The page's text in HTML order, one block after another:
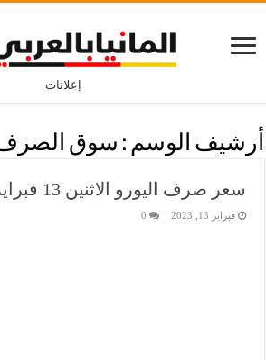
إعلانات
أرشيف الوسم : سوق الصرف
سعر صرف اليورو الاثنين 13 فبراير 2023
فبراير 13, 2023 0